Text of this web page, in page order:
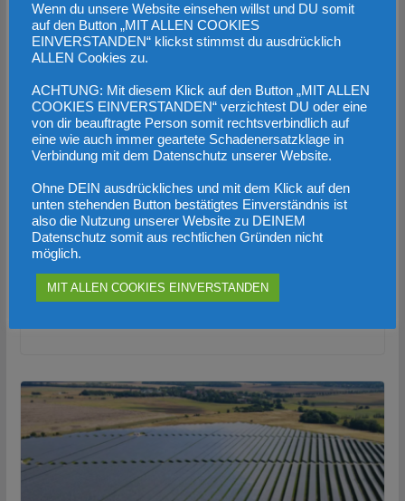
Gewesslers „Gas-Wende“-Rede war
inhaltsleere Placebo-Veranstaltung
Wenn du unsere Website einsehen willst und DU somit
auf den Button „MIT ALLEN COOKIES
EINVERSTANDEN“ klickst stimmst du ausdrücklich
ALLEN Cookies zu.
ACHTUNG: Mit diesem Klick auf den Button „MIT ALLEN
COOKIES EINVERSTANDEN“ verzichtest DU oder eine
von dir beauftragte Person somit rechtsverbindlich auf
eine wie auch immer geartete Schadenersatzklage in
Verbindung mit dem Datenschutz unserer Website.
Ohne DEIN ausdrückliches und mit dem Klick auf den
unten stehenden Button bestätigtes Einverständnis ist
also die Nutzung unserer Website zu DEINEM
Datenschutz somit aus rechtlichen Gründen nicht
möglich.
MIT ALLEN COOKIES EINVERSTANDEN